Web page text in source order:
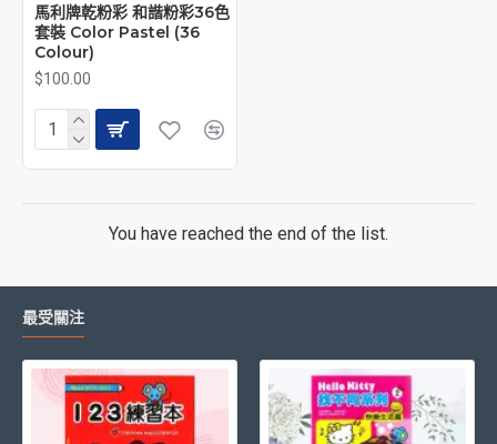
馬利牌乾粉彩 和諧粉彩36色
套裝 Color Pastel (36
Colour)
$100.00
You have reached the end of the list.
最受關注